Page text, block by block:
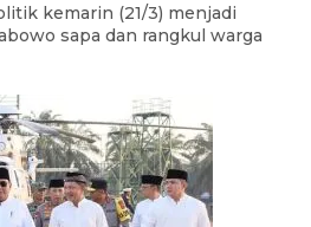
kemarin (21/3) menjadi
sapa dan rangkul warga